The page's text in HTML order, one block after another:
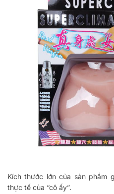
Kích thước lớn của sản phẩm
thực tế của “cô ấy”.